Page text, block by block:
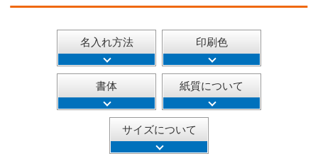
名入れ方法 印刷色
書体 紙質について
サイズについて